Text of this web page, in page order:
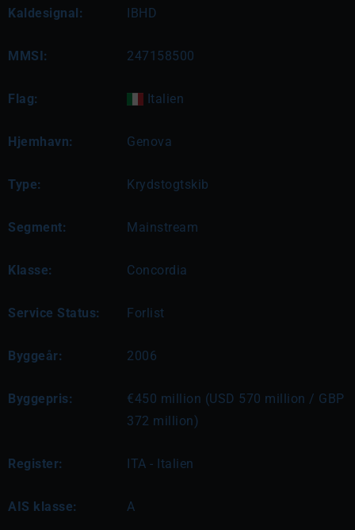
Kaldesignal: IBHD
MMSI: 247158500
Flag: Italien
Hjemhavn: Genova
Type: Krydstogtskib
Segment: Mainstream
Klasse: Concordia
Service Status: Forlist
Byggeår: 2006
Byggepris:
€450 million (USD 570 million / GBP
372 million)
Register: ITA - Italien
AIS klasse: A